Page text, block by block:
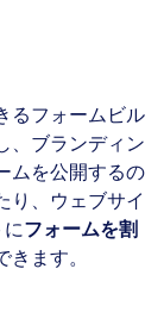
るフォームビル
、ブランディン
ムを公開するの
り、ウェブサイ
にフォームを割
ます。